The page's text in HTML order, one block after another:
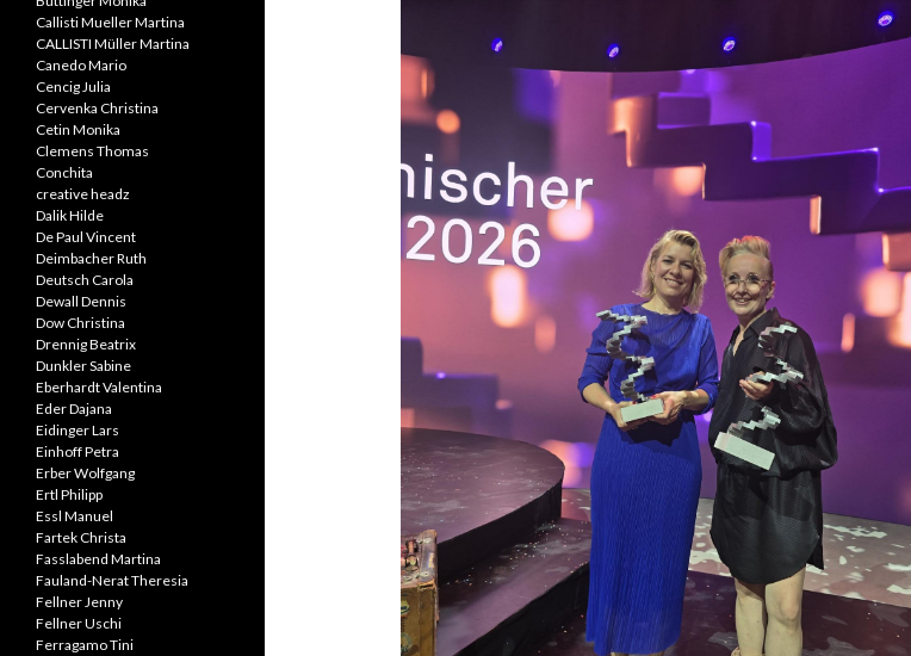
Callisti Mueller Martina
CALLISTI Müller Martina
Canedo Mario
Cencig Julia
Cervenka Christina
Cetin Monika
Clemens Thomas
Conchita
creative headz
Dalik Hilde
De Paul Vincent
Deimbacher Ruth
Deutsch Carola
Dewall Dennis
Dow Christina
Drennig Beatrix
Dunkler Sabine
Eberhardt Valentina
Eder Dajana
Eidinger Lars
Einhoff Petra
Erber Wolfgang
Ertl Philipp
Essl Manuel
Fartek Christa
Fasslabend Martina
Fauland-Nerat Theresia
Fellner Jenny
Fellner Uschi
Ferragamo Tini